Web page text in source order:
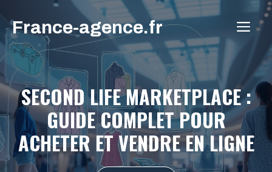
au
contenu
France-agence.fr
SECOND LIFE MARKETPLACE :
GUIDE COMPLET POUR
ACHETER ET VENDRE EN LIGNE